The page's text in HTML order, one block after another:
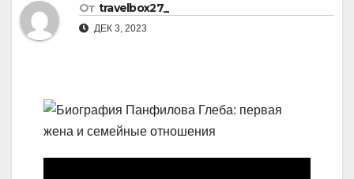
От travelbox27_
ДЕК 3, 2023